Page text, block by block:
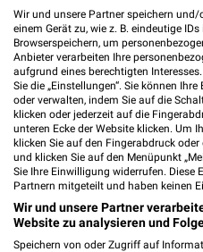
8,84 km
Wir und unsere Partner speichern
einem Gerät zu, wie z. B. eindeutige
Browserspeichern, um
Anbieter verarbeiten Ihre
aufgrund eines berechtigten
Sie die „Einstellungen“. Sie können
oder verwalten, indem Sie auf die
klicken oder jederzeit auf die
unteren Ecke der Website klicken. Um
klicken Sie auf den Fingerabdruck
und klicken Sie auf den Menüpunkt
Sie Ihre Einwilligung widerrufen. Diese
Partnern mitgeteilt und haben keinen
Wir und unsere Partner
Website zu analysieren und
Speichern von oder Zugriff auf